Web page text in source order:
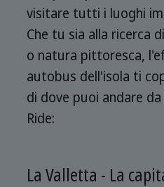
visitare tutti i luoghi
Che tu sia alla ricerca
o natura pittoresca,
autobus dell'isola ti
di dove puoi andare
Ride:
La Valletta - La